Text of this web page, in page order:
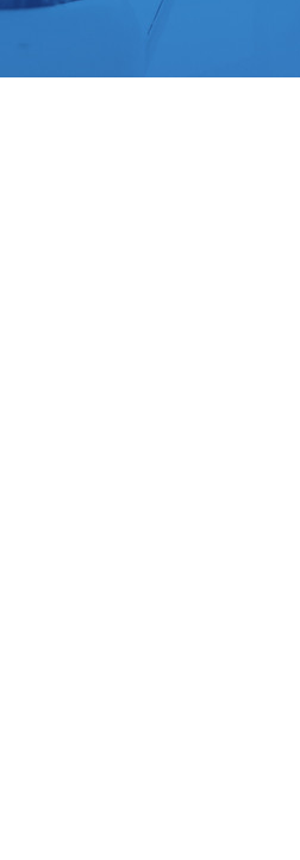
Tummy Tuck
Vaginal Rejuvenation